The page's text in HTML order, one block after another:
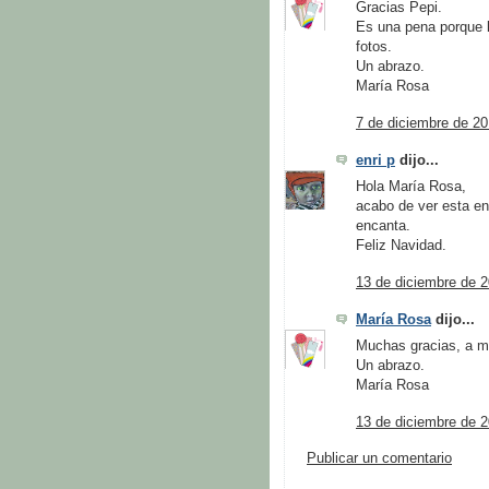
Gracias Pepi.
Es una pena
fotos.
Un abrazo.
María Rosa
7 de diciembre de
enri p dijo...
Hola María Rosa,
acabo de ver esta
encanta.
Feliz Navidad.
13 de diciembre de
María Rosa dijo...
Muchas gracias, a
Un abrazo.
María Rosa
13 de diciembre de
Publicar un comentario